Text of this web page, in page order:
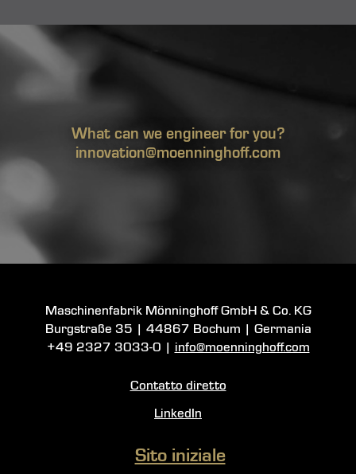
What can we engineer for you?
innovation@moenninghoff.com
Maschinenfabrik Mönninghoff GmbH & Co. KG
Burgstraße 35
44867 Bochum
| Germania
+49 2327 3033-0
info@moenninghoff.com
Contatto diretto
LinkedIn
Sito iniziale